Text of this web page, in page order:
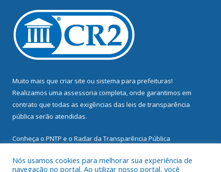
Muito mais que criar site ou sistema para prefeituras!
Realizamos uma assessoria completa, onde garantimos em
contrato que todas as exigências das leis de transparência
pública serão atendidas.
Conheça o PNTP e o Radar da Transparência Pública
Nós usamos cookies para melhorar sua experiência de
navegação no portal. Ao utilizar nosso portal, você